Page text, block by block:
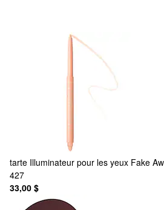
tarte Illuminateur pour les yeux Fake
427
33,00 $